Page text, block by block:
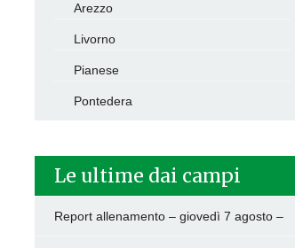
Arezzo
Livorno
Pianese
Pontedera
Le ultime dai campi
Report allenamento – giovedì 7 agosto –